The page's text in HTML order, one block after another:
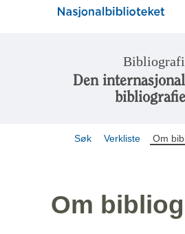
Bibliografi
Den
Søk Verkliste Om
Om